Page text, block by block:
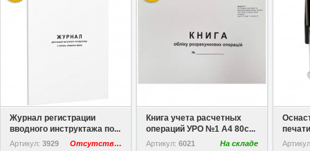
Журнал регистрации
вводного инструктажа по...
Артикул: 3929
Отсутствует
Книга учета расчетных
операций УРО №1 A4 80с...
Артикул: 6021
На складе